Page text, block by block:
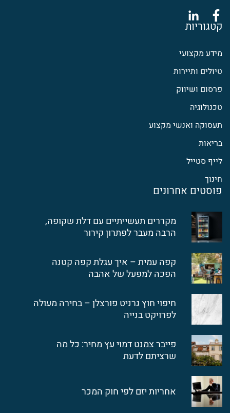
קטגוריות
מידע מקצועי
טיולים ותיירות
פרסום ושיווק
טכנולוגיה
תעסוקה ואנשי מקצוע
בריאות
לייף סטייל
חינוך
פוסטים אחרונים
מקררים תעשייתיים עם דלת שקופה,
הרבה מעבר לפתרון קירור
קפה עמית – איך עגלת קפה קטנה
הפכה למפעל של אהבה
חיפוי חוץ גרניט פורצלן – בחירה מעולה
לפרויקט בנייה
פייבר צמנט דמוי עץ מחיר: כל מה
שרציתם לדעת
אחריות יזם לפי חוק המכר